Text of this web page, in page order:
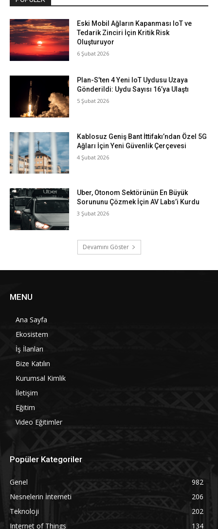
Eski Mobil Ağların Kapanması IoT ve
Tedarik Zinciri İçin Kritik Risk
Oluşturuyor
6 Şubat 2026
Plan-S’ten 4 Yeni IoT Uydusu Uzaya
Gönderildi: Uydu Sayısı 16’ya Ulaştı
5 Şubat 2026
Kablosuz Geniş Bant İttifakı’ndan Özel 5G
Ağları İçin Yeni Güvenlik Çerçevesi
4 Şubat 2026
Uber, Otonom Sektörünün En Büyük
Sorununu Çözmek İçin AV Labs’i Kurdu
3 Şubat 2026
Devamını Göster
MENU
Ana Sayfa
Ekosistem
İş İlanları
Bize Katılın
Kurumsal Kimlik
İletişim
Eğitim
Video Eğitimler
Popüler Kategoriler
Genel
982
Nesnelerin İnterneti
206
Teknoloji
202
Internet of Things
134